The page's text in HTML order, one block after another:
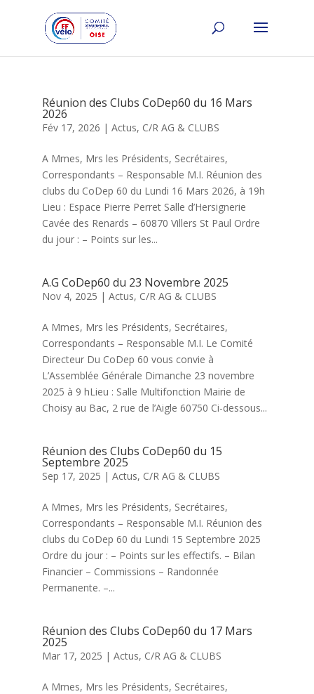
Réunion des Clubs CoDep60 du 16 Mars
2026
Fév 17, 2026 | Actus, C/R AG & CLUBS
A Mmes, Mrs les Présidents, Secrétaires,
Correspondants – Responsable M.I. Réunion des
clubs du CoDep 60 du Lundi 16 Mars 2026, à 19h
Lieu : Espace Pierre Perret Salle d’Hersignerie
Cavée des Renards – 60870 Villers St Paul Ordre
du jour : – Points sur les...
A.G CoDep60 du 23 Novembre 2025
Nov 4, 2025 | Actus, C/R AG & CLUBS
A Mmes, Mrs les Présidents, Secrétaires,
Correspondants – Responsable M.I. Le Comité
Directeur Du CoDep 60 vous convie à
L’Assemblée Générale Dimanche 23 novembre
2025 à 9 hLieu : Salle Multifonction Mairie de
Choisy au Bac, 2 rue de l’Aigle 60750 Ci-dessous...
Réunion des Clubs CoDep60 du 15
Septembre 2025
Sep 17, 2025 | Actus, C/R AG & CLUBS
A Mmes, Mrs les Présidents, Secrétaires,
Correspondants – Responsable M.I. Réunion des
clubs du CoDep 60 du Lundi 15 Septembre 2025
Ordre du jour : – Points sur les effectifs. – Bilan
Financier – Commissions – Randonnée
Permanente. –...
Réunion des Clubs CoDep60 du 17 Mars
2025
Mar 17, 2025 | Actus, C/R AG & CLUBS
A Mmes, Mrs les Présidents, Secrétaires,